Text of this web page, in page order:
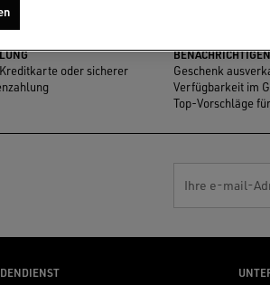
oder sicherer
Geschenk
Verfügbarkeit im
Top-Vorschläge
Ihre e-mail-